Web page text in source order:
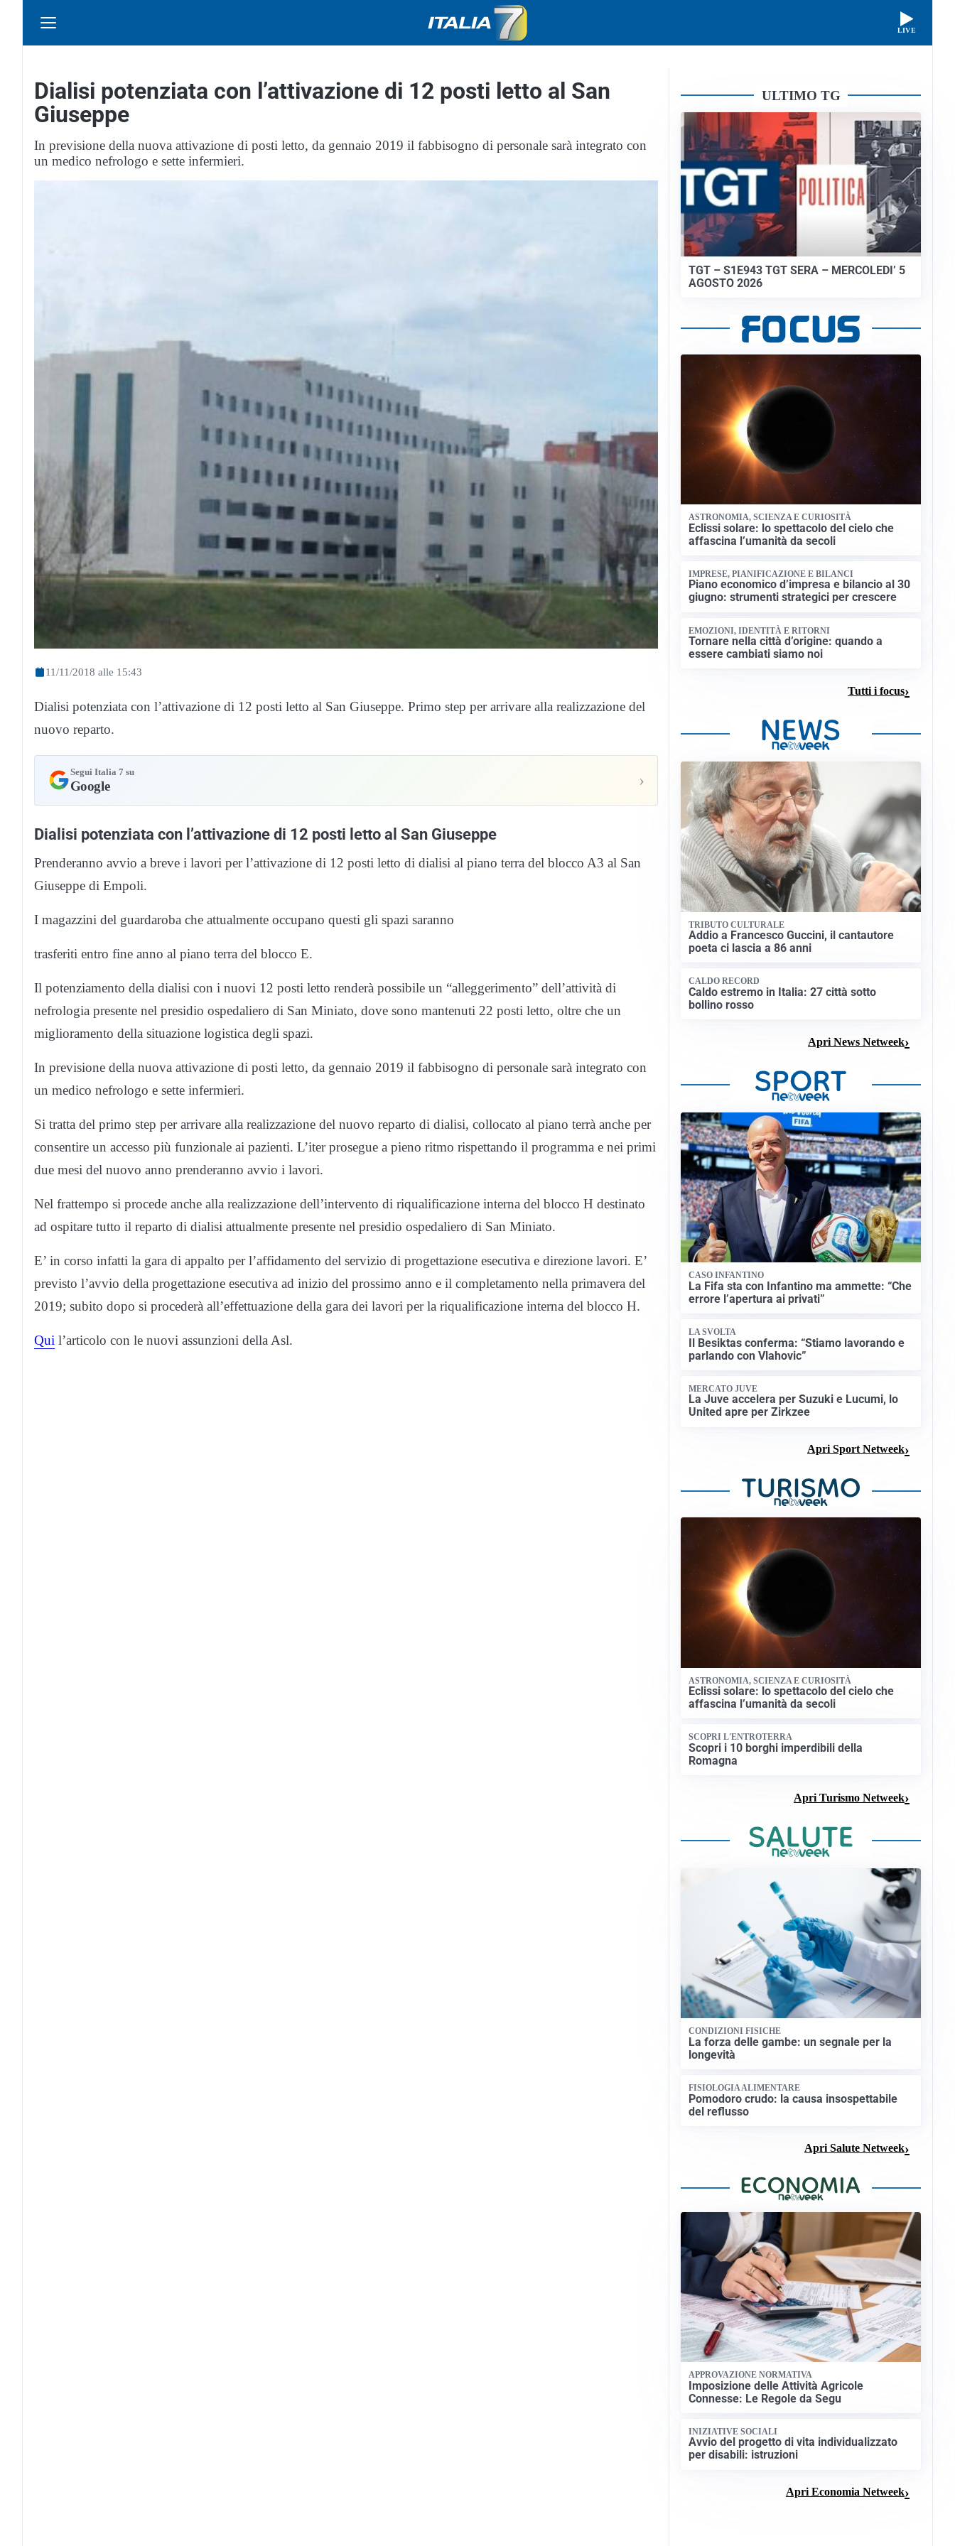
LIVE
Dialisi potenziata con l’attivazione di 12 posti letto al San
Giuseppe
In previsione della nuova attivazione di posti letto, da gennaio 2019 il fabbisogno di personale sarà integrato con
un medico nefrologo e sette infermieri.
11/11/2018 alle 15:43
Dialisi potenziata con l’attivazione di 12 posti letto al San Giuseppe. Primo step per arrivare alla realizzazione del
nuovo reparto.
Segui Italia 7 su
Google ›
Dialisi potenziata con l’attivazione di 12 posti letto al San Giuseppe
Prenderanno avvio a breve i lavori per l’attivazione di 12 posti letto di dialisi al piano terra del blocco A3 al San
Giuseppe di Empoli.
I magazzini del guardaroba che attualmente occupano questi gli spazi saranno
trasferiti entro fine anno al piano terra del blocco E.
Il potenziamento della dialisi con i nuovi 12 posti letto renderà possibile un “alleggerimento” dell’attività di
nefrologia presente nel presidio ospedaliero di San Miniato, dove sono mantenuti 22 posti letto, oltre che un
miglioramento della situazione logistica degli spazi.
In previsione della nuova attivazione di posti letto, da gennaio 2019 il fabbisogno di personale sarà integrato con
un medico nefrologo e sette infermieri.
Si tratta del primo step per arrivare alla realizzazione del nuovo reparto di dialisi, collocato al piano terrà anche per
consentire un accesso più funzionale ai pazienti. L’iter prosegue a pieno ritmo rispettando il programma e nei primi
due mesi del nuovo anno prenderanno avvio i lavori.
Nel frattempo si procede anche alla realizzazione dell’intervento di riqualificazione interna del blocco H destinato
ad ospitare tutto il reparto di dialisi attualmente presente nel presidio ospedaliero di San Miniato.
E’ in corso infatti la gara di appalto per l’affidamento del servizio di progettazione esecutiva e direzione lavori. E’
previsto l’avvio della progettazione esecutiva ad inizio del prossimo anno e il completamento nella primavera del
2019; subito dopo si procederà all’effettuazione della gara dei lavori per la riqualificazione interna del blocco H.
Qui l’articolo con le nuovi assunzioni della Asl.
ULTIMO TG
TGT – S1E943 TGT SERA – MERCOLEDI’ 5
AGOSTO 2026
ASTRONOMIA, SCIENZA E CURIOSITÀ
Eclissi solare: lo spettacolo del cielo che
affascina l’umanità da secoli
IMPRESE, PIANIFICAZIONE E BILANCI
Piano economico d’impresa e bilancio al 30
giugno: strumenti strategici per crescere
EMOZIONI, IDENTITÀ E RITORNI
Tornare nella città d’origine: quando a
essere cambiati siamo noi
Tutti i focus
TRIBUTO CULTURALE
Addio a Francesco Guccini, il cantautore
poeta ci lascia a 86 anni
CALDO RECORD
Caldo estremo in Italia: 27 città sotto
bollino rosso
Apri News Netweek
CASO INFANTINO
La Fifa sta con Infantino ma ammette: “Che
errore l’apertura ai privati”
LA SVOLTA
Il Besiktas conferma: “Stiamo lavorando e
parlando con Vlahovic”
MERCATO JUVE
La Juve accelera per Suzuki e Lucumi, lo
United apre per Zirkzee
Apri Sport Netweek
ASTRONOMIA, SCIENZA E CURIOSITÀ
Eclissi solare: lo spettacolo del cielo che
affascina l’umanità da secoli
SCOPRI L'ENTROTERRA
Scopri i 10 borghi imperdibili della
Romagna
Apri Turismo Netweek
CONDIZIONI FISICHE
La forza delle gambe: un segnale per la
longevità
FISIOLOGIA ALIMENTARE
Pomodoro crudo: la causa insospettabile
del reflusso
Apri Salute Netweek
APPROVAZIONE NORMATIVA
Imposizione delle Attività Agricole
Connesse: Le Regole da Segu
INIZIATIVE SOCIALI
Avvio del progetto di vita individualizzato
per disabili: istruzioni
Apri Economia Netweek